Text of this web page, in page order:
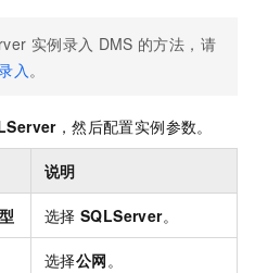
实例录入 DMS 的方法，请
入。
，然后配置实例参数。
说明
选择 SQLServer。
选择公网。